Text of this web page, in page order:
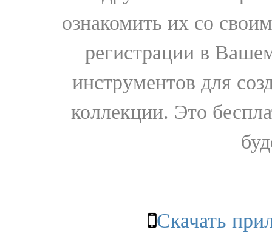
ознакомить их со
регистрации в
инструментов для
коллекции. Это
Скачать